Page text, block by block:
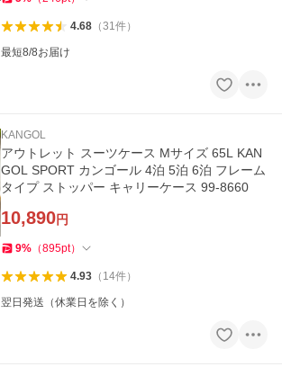
4.68（31件）
最短8/8お届け
KANGOL
アウトレット スーツケース Mサイズ 65L KAN
GOL SPORT カンゴール 4泊 5泊 6泊 フレーム
タイプ ストッパー キャリーケース 99-8660
10,890円
9% （895pt）
4.93（ 14件）
翌日発送（休業日を除く）